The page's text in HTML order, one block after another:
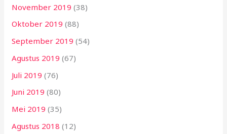
November 2019 (38)
Oktober 2019 (88)
September 2019 (54)
Agustus 2019 (67)
Juli 2019 (76)
Juni 2019 (80)
Mei 2019 (35)
Agustus 2018 (12)